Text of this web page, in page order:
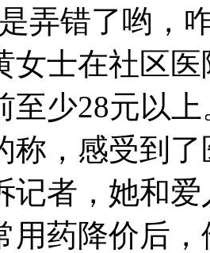
错了哟，咋
女士在社区
至少28元以
称，感受到
记者，她和
用药降价后